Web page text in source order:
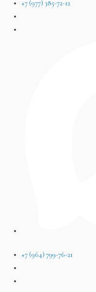
+7 (977) 385-72-12
+7 (964) 799-76-21